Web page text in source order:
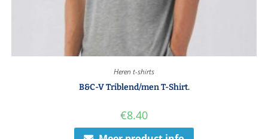
Heren t-shirts
B&C-V Triblend/men T-Shirt.
€8.40